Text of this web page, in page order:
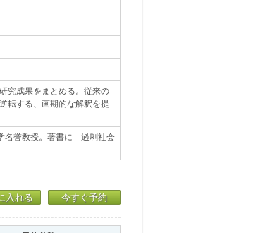
究成果をまとめる。従来の
転する、画期的な解釈を提
名誉教授。著書に「過剰社会
入れる 今すぐ予約